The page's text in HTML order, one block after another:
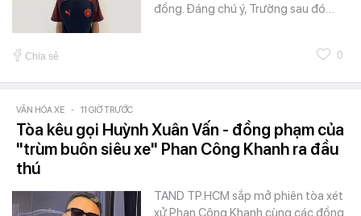
đồng. Đáng chú ý, Trường sau đó…
Chia sẻ 0
VĂN HÓA XE - 11 GIỜ TRƯỚC
Tòa kêu gọi Huỳnh Xuân Vấn - đồng phạm của
"trùm buôn siêu xe" Phan Công Khanh ra đầu
thú
TAND TP.HCM sắp mở phiên tòa xét
xử Phan Công Khanh cùng các đồng